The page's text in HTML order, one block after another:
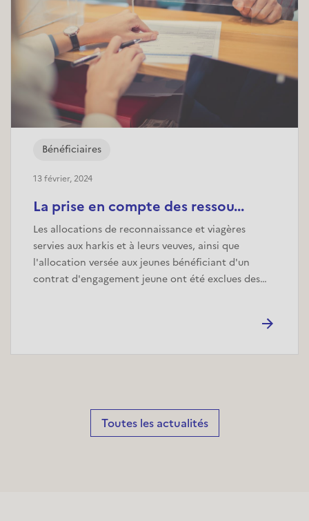
Bénéficiaires
13 février, 2024
La prise en compte des ressou...
Les allocations de reconnaissance et viagères
servies aux harkis et à leurs veuves, ainsi que
l'allocation versée aux jeunes bénéficiant d'un
contrat d'engagement jeune ont été exclues des…
Toutes les actualités